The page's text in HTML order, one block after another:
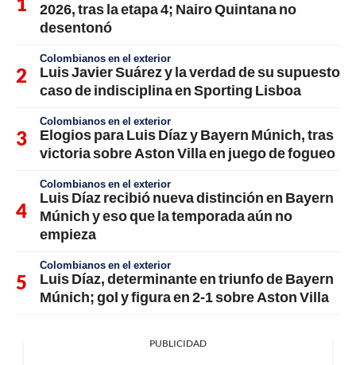
2026, tras la etapa 4; Nairo Quintana no
desentonó
Colombianos en el exterior
Luis Javier Suárez y la verdad de su supuesto
caso de indisciplina en Sporting Lisboa
Colombianos en el exterior
Elogios para Luis Díaz y Bayern Múnich, tras
victoria sobre Aston Villa en juego de fogueo
Colombianos en el exterior
Luis Díaz recibió nueva distinción en Bayern
Múnich y eso que la temporada aún no
empieza
Colombianos en el exterior
Luis Díaz, determinante en triunfo de Bayern
Múnich; gol y figura en 2-1 sobre Aston Villa
PUBLICIDAD